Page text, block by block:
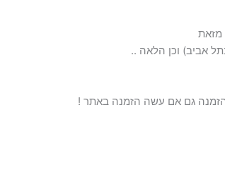
מזאת
אביב) וכן הלאה ..
גם אם עשה הזמנה באתר !